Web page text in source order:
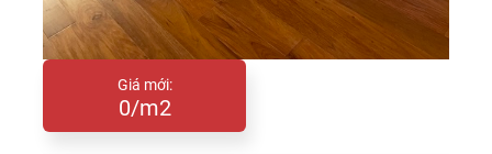
Giá mới:
0/m2